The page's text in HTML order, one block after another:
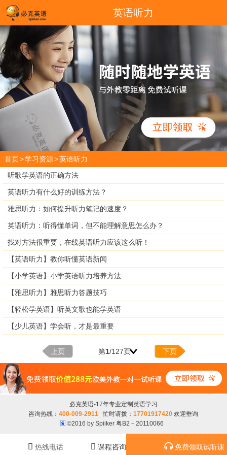
英语听力
首页>学习资源>英语听力
听歌学英语的正确方法
英语听力有什么好的训练方法？
雅思听力：如何提升听力笔记的速度？
英语听力：听得懂单词，但不能理解意思怎么办？
找对方法很重要，在线英语听力应该这么听！
【英语听力】教你听懂英语新闻
【小学英语】小学英语听力培养方法
【雅思听力】雅思听力答题技巧
【轻松学英语】听英文歌也能学英语
【少儿英语】学会听，才是最重要
上页 第1/127页 下页
必克英语-17年专业定制英语学习
咨询热线：400-009-2911 忙时请拨：17701917420 欢迎垂询
©2016 by Spiiker 粤B2－20110066
 热线电话  课程咨询  免费领取试听课